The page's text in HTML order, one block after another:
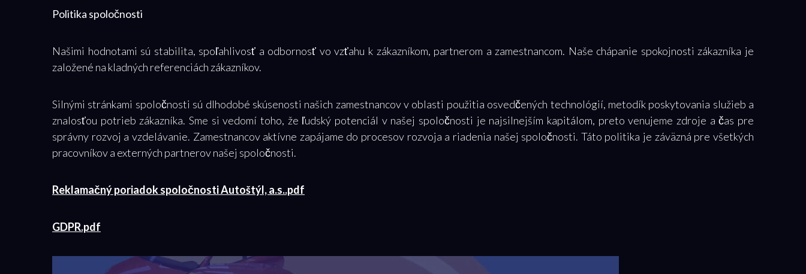
Politika spoločnosti
Našimi hodnotami sú stabilita, spoľahlivosť a odbornosť vo vzťahu k zákazníkom, partnerom a zamestnancom. Naše chápanie spokojnosti zákazníka je
založené na kladných referenciách zákazníkov.
Silnými stránkami spoločnosti sú dlhodobé skúsenosti našich zamestnancov v oblasti použitia osvedčených technológií, metodík poskytovania služieb a
znalosťou potrieb zákazníka. Sme si vedomí toho, že ľudský potenciál v našej spoločnosti je najsilnejším kapitálom, preto venujeme zdroje a čas pre
správny rozvoj a vzdelávanie. Zamestnancov aktívne zapájame do procesov rozvoja a riadenia našej spoločnosti. Táto politika je záväzná pre všetkých
pracovníkov a externých partnerov našej spoločnosti.
Reklamačný poriadok spoločnosti Autoštýl, a.s..pdf
GDPR.pdf